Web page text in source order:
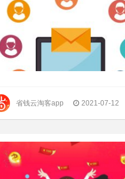
省钱云淘客app 2021-07-12